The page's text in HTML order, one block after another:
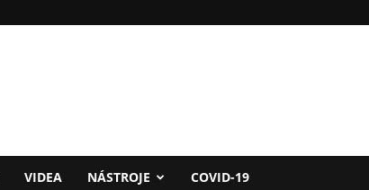
VIDEA NÁSTROJE COVID-19